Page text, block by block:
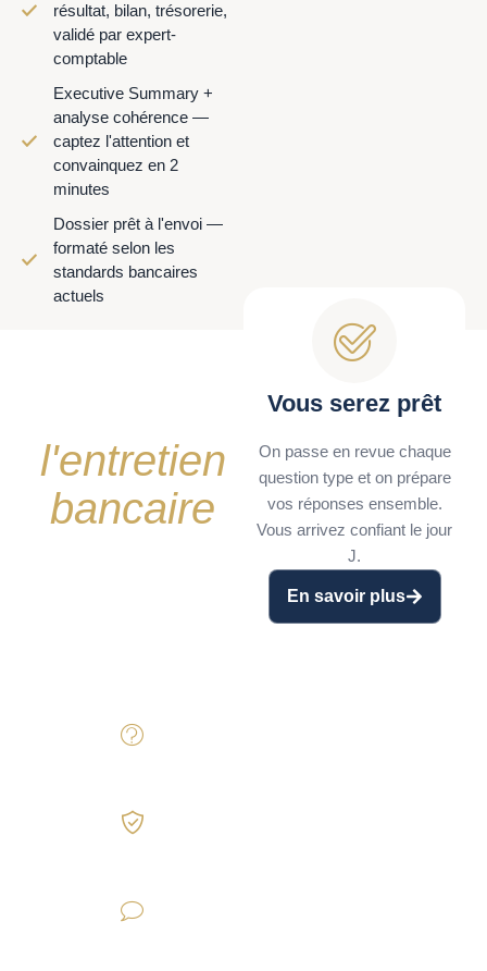
résultat, bilan, trésorerie,
validé par expert-
comptable
Executive Summary +
analyse cohérence —
captez l'attention et
convainquez en 2
minutes
Dossier prêt à l'envoi —
formaté selon les
standards bancaires
actuels
l'entretien
bancaire
Vous serez prêt
On passe en revue chaque
question type et on prépare
vos réponses ensemble.
Vous arrivez confiant le jour
J.
En savoir plus